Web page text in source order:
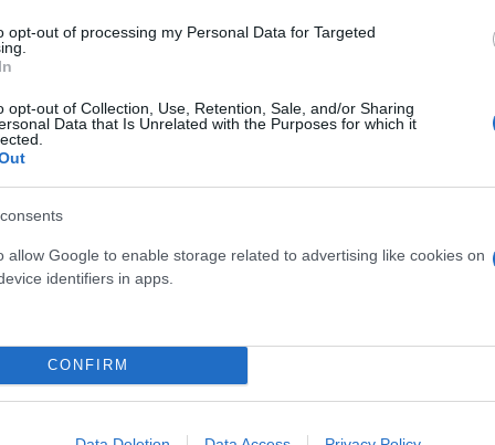
opt-out of processing my Personal Data for Targeted
opt-out of Collection, Use, Retention, Sale, and/or Sharing
Data that Is Unrelated with the Purposes for which it
allow Google to enable storage related to advertising like cookies on
identifiers in apps.
CONFIRM
επίδομα
προσδιορίζεται από εισοδηματικά και
μοιράστηκε σε 2 εκατομμύρια νοικοκυριά.
κονδυλίων για αύξηση του επιδόματος,
μετά τη θεομηνία στη Θεσσαλία.
φυσικού αερίου που δόθηκε πέρυσι καθώς η
Flash.grστην αναζήτηση τηςGoogle